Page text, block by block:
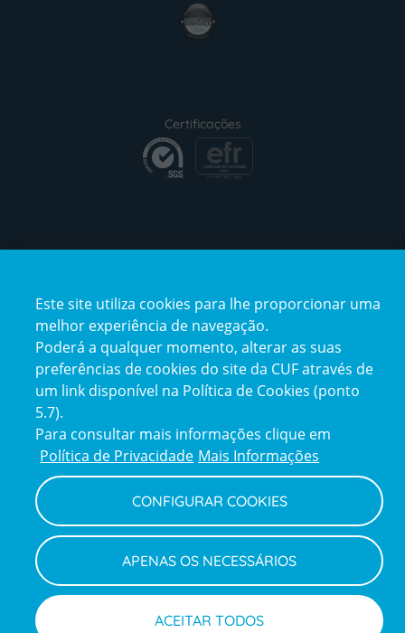
award4
Certificações
certification2certification3
e
elogios
Terms
Privacy
Policy
Política de Privacidade e Cookies
Configurar Cookies
Termos e Condições
Canal de Denúncias
Informações legais
© CUF 2026 Todos os direitos reservados
Este site utiliza cookies para lhe proporcionar uma
melhor experiência de navegação.
Poderá a qualquer momento, alterar as suas
preferências de cookies do site da CUF através de
um link disponível na Política de Cookies (ponto
5.7).
Para consultar mais informações clique em
Política de Privacidade Mais Informações
CONFIGURAR COOKIES
APENAS OS NECESSÁRIOS
ACEITAR TODOS